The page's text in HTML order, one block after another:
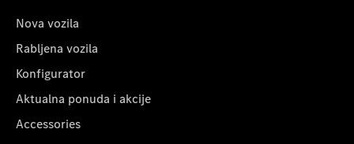
Nova vozila
Rabljena vozila
Konfigurator
Aktualna ponuda i akcije
Accessories